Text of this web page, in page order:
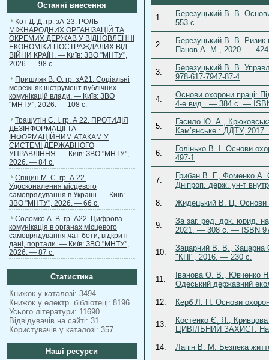
Останні внесення
Кот Д. Д. гр. зА-23. РОЛЬ
МІЖНАРОДНИХ ОРГАНІЗАЦІЙ ТА
ОКРЕМИХ ДЕРЖАВ У ВІДНОВЛЕННІ
ЕКОНОМІКИ ПОСТРАЖДАЛИХ ВІД
ВІЙНИ КРАЇН. — Київ: ЗВО "МНТУ",
2026. — 98 с.
Пришляк В. О. гр. зА21. Соціальні
мережі як інструмент публічних
комунікацій влади. — Київ: ЗВО
"МНТУ", 2026. — 108 с.
Трашутін Є. І. гр. А 22. ПРОТИДІЯ
ДЕЗІНФОРМАЦІЇ ТА
ІНФОРМАЦІЙНИМ АТАКАМ У
СИСТЕМІ ДЕРЖАВНОГО
УПРАВЛІННЯ. — Київ: ЗВО "МНТУ",
2026. — 84 с.
Спіцин М. С. гр. А 22.
Удосконалення місцевого
самоврядування в Україні. — Київ:
ЗВО "МНТУ", 2026. — 66 с.
Соломко А. В. гр. А22. Цифрова
комунікація в органах місцевого
самоврядування:чат-боти, відкриті
дані, портали. — Київ: ЗВО "МНТУ",
2026. — 87 с.
Статистика
Книжок у каталозі: 3494
Книжок у електр. бібліотеці: 8196
Усього літератури: 11690
Відвідувачів на сайті: 31
Користувачів у каталозі: 357
Наші ресурси
1.
Березуцький В. В.
553 с.
2.
Березуцький В. В.
Панов А. М., 2020. —
3.
Березуцький В. В.
978-617-7947-87-4
4.
Основи охорони праці:
4-е вид.. — 384 c. —
5.
Гасило Ю. А.,
Кам’янське : ДДТУ,
6.
Голінько В. І. Основи
497-1
7.
Грибан В. Г., Фоменко А.
Дніпроп. держ. ун-т
8.
Жидецький В. Ц. Основи
9.
За заг. ред. док. юрид.
2021. — 308 с. — ISBN
10.
Зацарний В. В., Зацарна
"КПІ", 2016. — 230 с.
11.
Іванова О. В., Ювченко
Одеський державний
12.
Керб Л. П. Основи
13.
Костенко Є. Я.,
ЦИВІЛЬНИЙ ЗАХИСТ.
14.
Лапін В. М. Безпека